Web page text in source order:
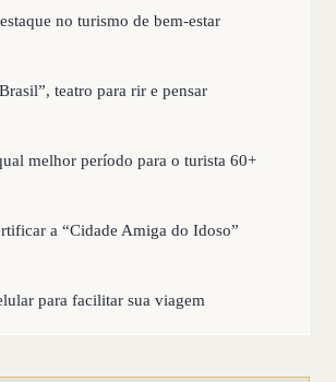
no turismo de bem-estar
teatro para rir e pensar
melhor período para o turista 60+
a “Cidade Amiga do Idoso”
para facilitar sua viagem